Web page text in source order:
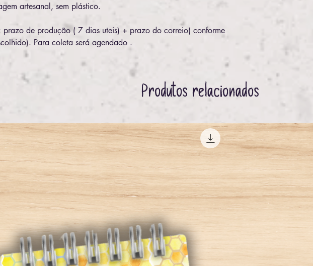
artesanal, sem plástico.
prazo de produção ( 7 dias uteis) + prazo do correio( conforme
Para coleta será agendado .
Produtos relacionados